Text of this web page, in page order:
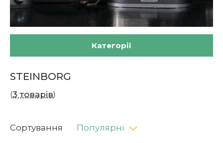
Категорії
STEINBORG
(3 товарів)
Сортування Популярні